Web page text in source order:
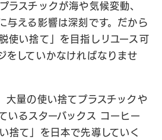
ラスチックが海や気候変動、
与える影響は深刻です。だから
使い捨て」を目指しリユース可
をしていかなければなりませ
大量の使い捨てプラスチックや
いるスターバックス コーヒー
捨て」を日本で先導していく